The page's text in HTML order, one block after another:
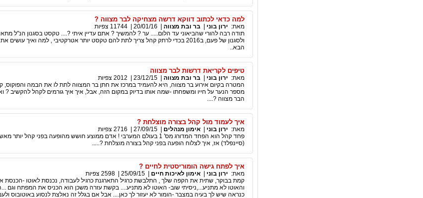
למה כדאי לכתוב דווקא דרשה מצחיקה לבר מצווה ?
מאת: ירון בוני בר ובת מצווה 20/01/16
11744 צפיות
תודה רבה להורי שהביאוני עד הלום..... ער ? להמשיך ? אתם עדיין איתי ?.... טקסט בסגנון הנ"ל
ולסגנון של פעם, ב2016 בכדי לרתק קהל צריך לתת להם טקסט יותר אטרקטיבי , למה ואיך
הבא..
טיפים לקריאת דרשות לבר מצווה
מאת: ירון בוני בר ובת מצווה 23/12/15
2012 צפיות
המטרה בקיום אירוע בר מצווה, היא להעמיד במרכז את חתן בר המצווה לתת לו את הבמה
מספר הנער על חייו ומשפחתו -שמה אותו בדיוק במקום הזה, אבל, איך איך גורמים לקהל להקשיב ?
הבר מצווה ?....
איך לעמוד מול קהל בצורה מוצלחת ?
מאת: ירון בוני אימון מנהלים 27/09/15
2716 צפיות
פחד קהל הוא הפחד המדורג מס' 1 בעולם המערבי ! אדם ממוצע חושש מהופעה בפני קהל
(סיינפלד) אז, איך לצלוח הופעה בפני קהל בצורה מוצלחת ?.....
איך לפתח גישה הומוריסטית לחיים ?
מאת: ירון בוני אימון לאיכות חיים 25/09/15
2598 צפיות
קמת בבוקר, שתית את הקפה שלך , התלבשת כרגיל התארגנת כרגיל לעבודה, נכנסת לאוטו -הכנסת
והאוטו לא מתניע...,ניסיתי שוב- האוטו לא מתניע.... בקשת עזרה משכן הוא הכניס את המפתח וגם
כנראה שיש לך בעיה במצבר -הומור לא יעזור לך כאן.... אבל אם בגלל זה נאלצת לנסוע באוטובוס